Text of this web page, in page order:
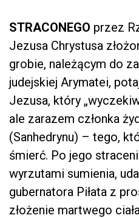
STRACONEGO przez
Jezusa Chrystusa
grobie, należącym do
judejskiej Arymatei,
Jezusa, który
ale zarazem członka
(Sanhedrynu) – tego,
śmierć. Po jego
wyrzutami sumienia,
gubernatora Piłata z
złożenie martwego